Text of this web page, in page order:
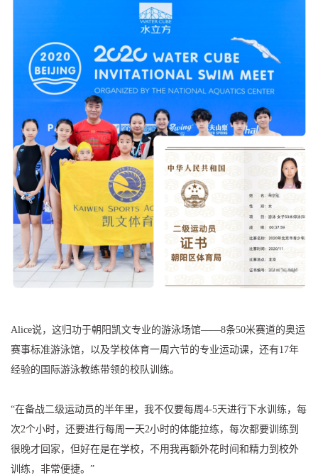
Alice说，这归功于朝阳凯文专业的游泳场馆——8条50米赛道的奥运
赛事标准游泳馆，以及学校体育一周六节的专业运动课，还有17年
经验的国际游泳教练带领的校队训练。
“在备战二级运动员的半年里，我不仅要每周4-5天进行下水训练，每
次2个小时，还要进行每周一天2小时的体能拉练，每次都要训练到
很晚才回家，但好在是在学校，不用我再额外花时间和精力到校外
训练，非常便捷。”